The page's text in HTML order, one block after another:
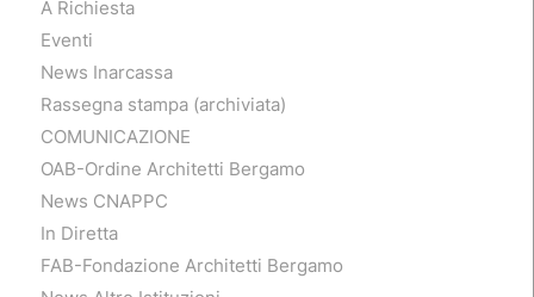
A Richiesta
Eventi
News Inarcassa
Rassegna stampa (archiviata)
COMUNICAZIONE
OAB-Ordine Architetti Bergamo
News CNAPPC
In Diretta
FAB-Fondazione Architetti Bergamo